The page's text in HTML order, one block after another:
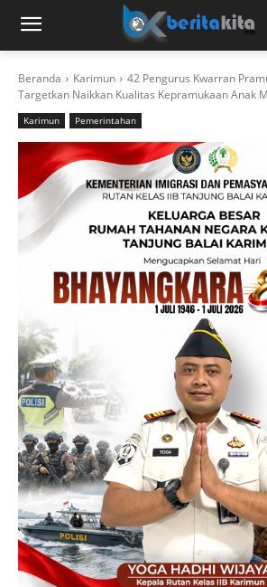
Beranda Karimun
42 Pengurus Kwarran
Targetkan Naikkan Kualitas Kepramukaan Anak
Karimun Pemerintahan